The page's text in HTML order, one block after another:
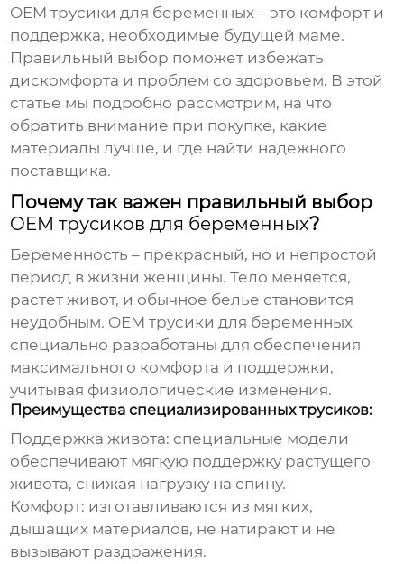
OEM трусики для беременных – это комфорт и
поддержка, необходимые будущей маме.
Правильный выбор поможет избежать
дискомфорта и проблем со здоровьем. В этой
статье мы подробно рассмотрим, на что
обратить внимание при покупке, какие
материалы лучше, и где найти надежного
поставщика.
Почему так важен правильный выбор
OEM трусиков для беременных?
Беременность – прекрасный, но и непростой
период в жизни женщины. Тело меняется,
растет живот, и обычное белье становится
неудобным. OEM трусики для беременных
специально разработаны для обеспечения
максимального комфорта и поддержки,
учитывая физиологические изменения.
Преимущества специализированных трусиков:
Поддержка живота: специальные модели
обеспечивают мягкую поддержку растущего
живота, снижая нагрузку на спину.
Комфорт: изготавливаются из мягких,
дышащих материалов, не натирают и не
вызывают раздражения.